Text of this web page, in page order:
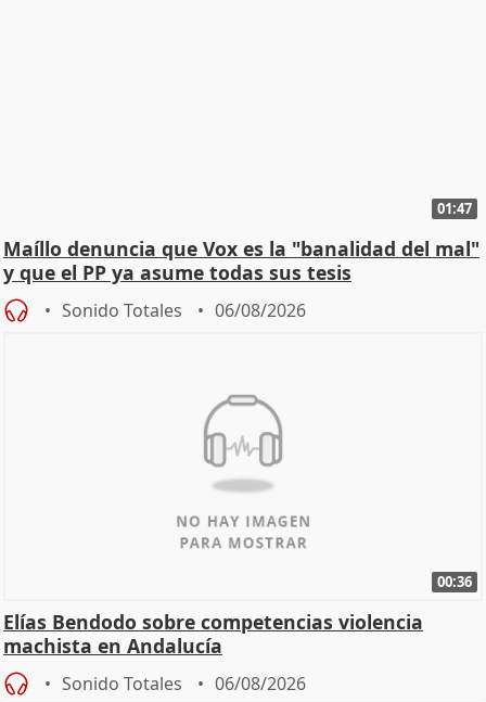
01:47
Maíllo denuncia que Vox es la "banalidad del mal"
y que el PP ya asume todas sus tesis
Sonido Totales 06/08/2026
00:36
Elías Bendodo sobre competencias violencia
machista en Andalucía
Sonido Totales 06/08/2026